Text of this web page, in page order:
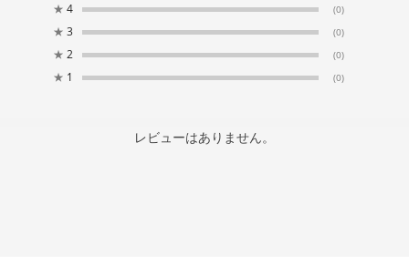
★ 4 (0)
★ 3 (0)
★ 2 (0)
★ 1 (0)
レビューはありません。